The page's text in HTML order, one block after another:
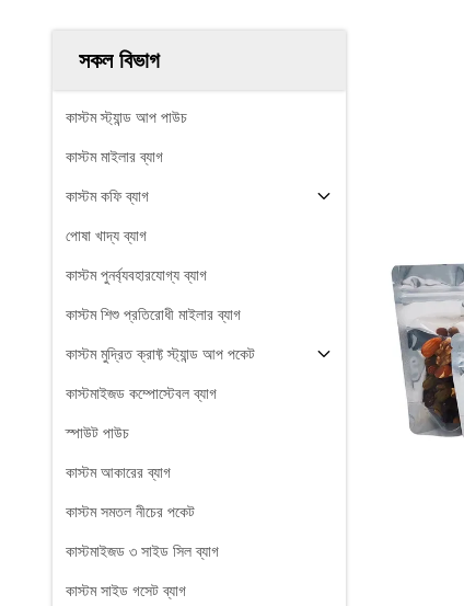
সকল বিভাগ
কাস্টম স্ট্যান্ড আপ পাউচ
কাস্টম মাইলার ব্যাগ
কাস্টম কফি ব্যাগ
পোষা খাদ্য ব্যাগ
কাস্টম পুনর্ব্যবহারযোগ্য ব্যাগ
কাস্টম শিশু প্রতিরোধী মাইলার ব্যাগ
কাস্টম মুদ্রিত ক্রাফ্ট স্ট্যান্ড আপ পকেট
কাস্টমাইজড কম্পোস্টেবল ব্যাগ
স্পাউট পাউচ
কাস্টম আকারের ব্যাগ
কাস্টম সমতল নীচের পকেট
কাস্টমাইজড ৩ সাইড সিল ব্যাগ
কাস্টম সাইড গসেট ব্যাগ